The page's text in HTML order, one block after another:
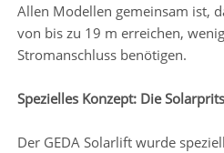
Allen Modellen gemeinsam ist,
von bis zu 19 m erreichen,
Stromanschluss benötigen.
Spezielles Konzept: Die
Der GEDA Solarlift wurde